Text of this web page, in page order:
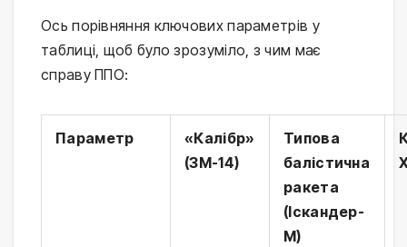
Ось порівняння ключових параметрів у
таблиці, щоб було зрозуміло, з чим має
справу ППО:
Параметр
«Калібр»
(3М-14)
Типова
балістична
ракета
(Іскандер-
М)